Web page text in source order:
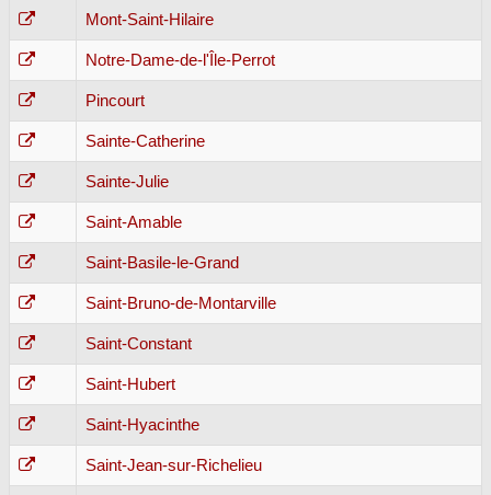
Mont-Saint-Hilaire
Notre-Dame-de-l'Île-Perrot
Pincourt
Sainte-Catherine
Sainte-Julie
Saint-Amable
Saint-Basile-le-Grand
Saint-Bruno-de-Montarville
Saint-Constant
Saint-Hubert
Saint-Hyacinthe
Saint-Jean-sur-Richelieu